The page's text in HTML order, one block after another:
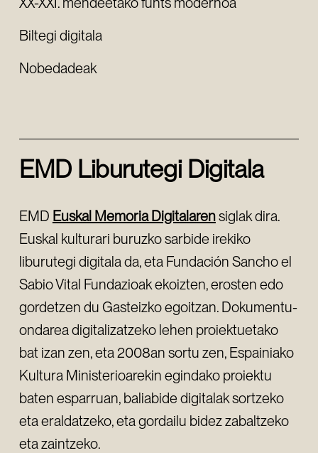
Biltegi digitala
Nobedadeak
EMD Liburutegi Digitala
EMD Euskal Memoria Digitalarensiglak dira.
Euskal kulturari buruzko sarbide irekiko
liburutegi digitala da, eta Fundación Sancho el
Sabio Vital Fundazioak ekoizten, erosten edo
gordetzen du Gasteizko egoitzan. Dokumentu-
ondarea digitalizatzeko lehen proiektuetako
bat izan zen, eta 2008an sortu zen, Espainiako
Kultura Ministerioarekin egindako proiektu
baten esparruan, baliabide digitalak sortzeko
eta eraldatzeko, eta gordailu bidez zabaltzeko
eta zaintzeko.